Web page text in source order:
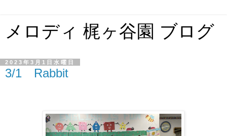
メロディ 梶ヶ谷園 ブログ
2023年3月1日水曜日
3/1 Rabbit